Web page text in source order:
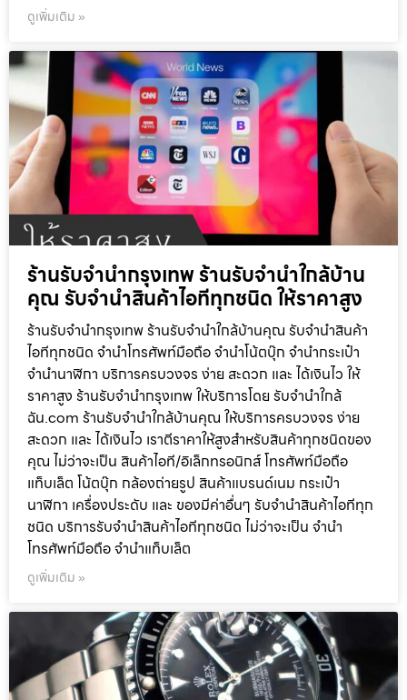
ดูเพิ่มเติม »
ร้านรับจำนำกรุงเทพ ร้านรับจำนำใกล้บ้าน
คุณ รับจำนำสินค้าไอทีทุกชนิด ให้ราคาสูง
ร้านรับจำนำกรุงเทพ ร้านรับจำนำใกล้บ้านคุณ รับจำนำสินค้า
ไอทีทุกชนิด จำนำโทรศัพท์มือถือ จำนำโน้ตบุ๊ก จำนำกระเป๋า
จำนำนาฬิกา บริการครบวงจร ง่าย สะดวก และ ได้เงินไว ให้
ราคาสูง ร้านรับจำนำกรุงเทพ ให้บริการโดย รับจํานําใกล้
ฉัน.com ร้านรับจำนำใกล้บ้านคุณ ให้บริการครบวงจร ง่าย
สะดวก และ ได้เงินไว เราตีราคาให้สูงสำหรับสินค้าทุกชนิดของ
คุณ ไม่ว่าจะเป็น สินค้าไอที/อิเล็กทรอนิกส์ โทรศัพท์มือถือ
แท็บเล็ต โน้ตบุ๊ก กล้องถ่ายรูป สินค้าแบรนด์เนม กระเป๋า
นาฬิกา เครื่องประดับ และ ของมีค่าอื่นๆ รับจำนำสินค้าไอทีทุก
ชนิด บริการรับจำนำสินค้าไอทีทุกชนิด ไม่ว่าจะเป็น จำนำ
โทรศัพท์มือถือ จำนำแท็บเล็ต
ดูเพิ่มเติม »